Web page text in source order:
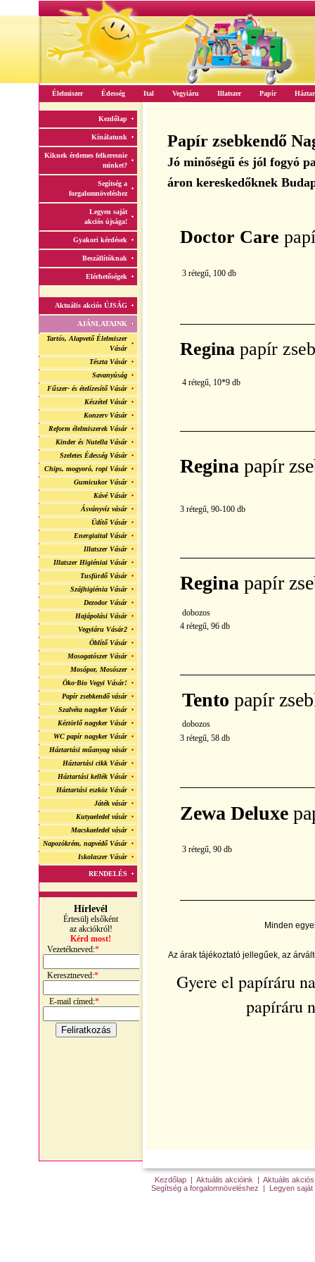
Élelmiszer Édesség Ital Vegyiáru Illatszer Papír
Kezdőlap
Kínálatunk
Kiknek érdemes felkeresnie
minket?
Segítség a
forgalomnöveléshez
Legyen saját
akciós újsága!
Gyakori kérdések
Beszállítóknak
Elérhetőségek
Aktuális akciós ÚJSÁG
AJÁNLATAINK
Tartós, Alapvető Élelmiszer
Vásár
Tészta Vásár
Savanyúság
Fűszer- és ételízesítő Vásár
Készétel Vásár
Konzerv Vásár
Reform élelmiszerek Vásár
Kinder és Nutella Vásár
Szeletes Édesség Vásár
Chips, mogyoró, ropi Vásár
Gumicukor Vásár
Kávé Vásár
Ásványvíz vásár
Üdítő Vásár
Energiaital Vásár
Illatszer Vásár
Illatszer Higiéniai Vásár
Tusfürdő Vásár
Szájhigiénia Vásár
Dezodor Vásár
Hajápolási Vásár
Vegyiáru Vásár2
Öblítő Vásár
Mosogatószer Vásár
Mosópor, Mosószer
Öko-Bio Vegyi Vásár!
Papír zsebkendő vásár
Szalvéta nagyker Vásár
Kéztörlő nagyker Vásár
WC papír nagyker Vásár
Háztartási műanyag vásár
Háztartási cikk Vásár
Háztartási kellék Vásár
Háztartási eszköz Vásár
Játék vásár
Kutyaeledel vásár
Macskaeledel vásár
Napozókrém, napvédő Vásár
Iskolaszer Vásár
RENDELÉS
Hírlevél
Értesülj elsőként
az akciókról!
Kérd most!
Vezetékneved:*
Keresztneved:*
E-mail címed:*
Papír zsebkendő
Jó minőségű és jól fogyó
áron kereskedőknek
Doctor Care
3 rétegű, 100 db
Regina papír
4 rétegű, 10*9 db
Regina papír
3 rétegű, 90-100 db
Regina papír
dobozos
4 rétegű, 96 db
Tento papír
dobozos
3 rétegű, 58 db
Zewa Deluxe
3 rétegű, 90 db
Minden
Az árak tájékoztató jellegűek, az
Gyere el papíráru
papíráru
Kezdőlap | Aktuális akcióink | Aktuális
Segítség a forgalomnöveléshez | Legyen